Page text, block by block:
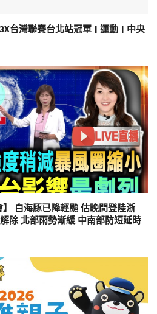
台灣聯賽台北站冠軍 | 運動 | 中央
白海豚已降輕颱 估晚間登陸浙
除 北部雨勢漸緩 中南部防短延時